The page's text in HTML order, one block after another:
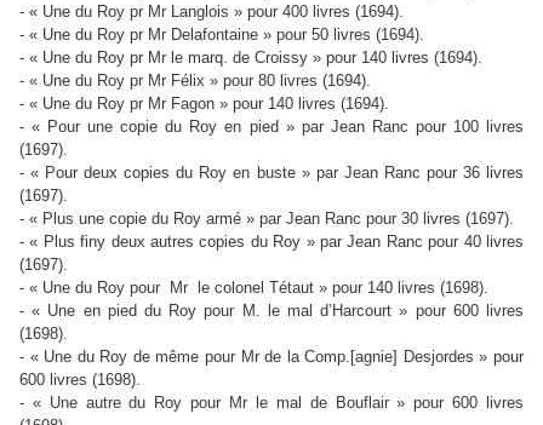
- « Une du Roy pr Mr Langlois » pour 400 livres (1694).
- « Une du Roy pr Mr Delafontaine » pour 50 livres (1694).
- « Une du Roy pr Mr le marq. de Croissy » pour 140 livres (1694).
- « Une du Roy pr Mr Félix » pour 80 livres (1694).
- « Une du Roy pr Mr Fagon » pour 140 livres (1694).
- « Pour une copie du Roy en pied » par Jean Ranc pour 100 livres
(1697).
- « Pour deux copies du Roy en buste » par Jean Ranc pour 36 livres
(1697).
- « Plus une copie du Roy armé » par Jean Ranc pour 30 livres (1697).
- « Plus finy deux autres copies du Roy » par Jean Ranc pour 40 livres
(1697).
- « Une du Roy pour Mr le colonel Tétaut » pour 140 livres (1698).
- « Une en pied du Roy pour M. le mal d’Harcourt » pour 600 livres
(1698).
- « Une du Roy de même pour Mr de la Comp.[agnie] Desjordes » pour
600 livres (1698).
- « Une autre du Roy pour Mr le mal de Bouflair » pour 600 livres